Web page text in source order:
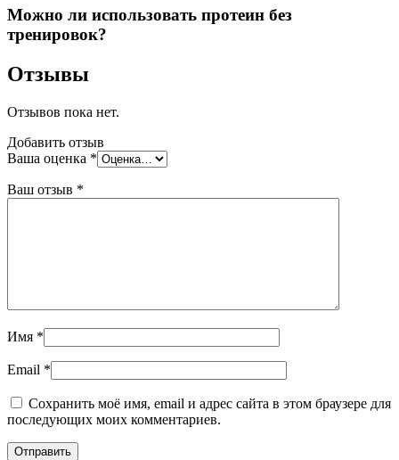
Можно ли использовать протеин без
тренировок?
Отзывы
Отзывов пока нет.
Добавить отзыв
Ваша оценка *
Ваш отзыв *
Имя *
Email *
Сохранить моё имя, email и адрес сайта в этом браузере для
последующих моих комментариев.